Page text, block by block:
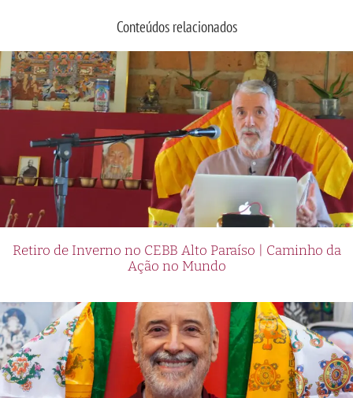
Conteúdos relacionados
Retiro de Inverno no CEBB Alto Paraíso | Caminho da
Ação no Mundo